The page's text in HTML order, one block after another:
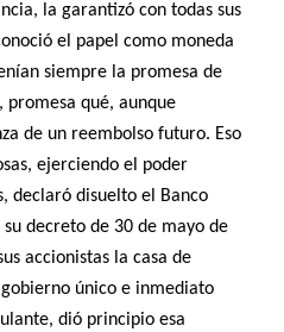
la garantizó con todas sus
el papel como moneda
siempre la promesa de
qué, aunque
de un reembolso futuro. Eso
ejerciendo el poder
declaró disuelto el Banco
decreto de 30 de mayo de
accionistas la casa de
único e inmediato
dió principio esa